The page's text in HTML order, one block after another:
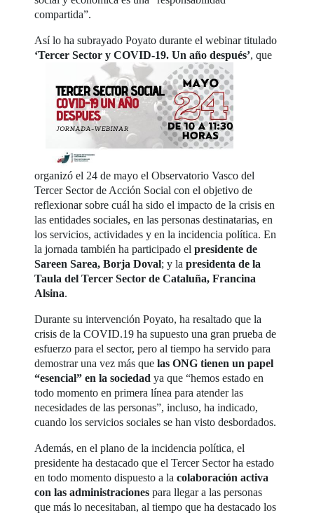
compartida”.
Así lo ha subrayado Poyato durante el webinar titulado
‘Tercer Sector y COVID-19. Un año después’,que
organizó el 24 de mayo el Observatorio Vasco del
Tercer Sector de Acción Social con el objetivo de
reflexionar sobre cuál ha sido el impacto de la crisis en
las entidades sociales, en las personas destinatarias, en
los servicios, actividades y en la incidencia política. En
la jornada también ha participado elpresidente de
Sareen Sarea, Borja Doval; y la presidenta de la
Taula del Tercer Sector de Cataluña, Francina
Alsina.
Durante su intervención Poyato, ha resaltado que la
crisis de la COVID.19 ha supuesto una gran prueba de
esfuerzo para el sector, pero al tiempo ha servido para
demostrar una vez más quelas ONG tienen un papel
“esencial” en la sociedadya que “hemos estado en
todo momento en primera línea para atender las
necesidades de las personas”, incluso, ha indicado,
cuando los servicios sociales se han visto desbordados.
Además, en el plano de la incidencia política, el
presidente ha destacado que el Tercer Sector ha estado
en todo momento dispuesto a lacolaboración activa
con las administraciones para llegar a las personas
que más lo necesitaban, al tiempo que ha destacado los